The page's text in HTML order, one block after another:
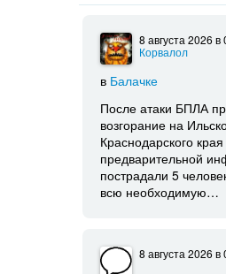
8 августа 2026в
Корвалол
в Балачке
После атаки БПЛА
возгорание на
Краснодарского
предварительной
пострадали 5
всю необходимую…
8 августа 2026в